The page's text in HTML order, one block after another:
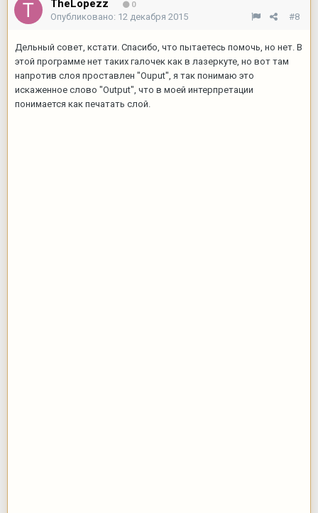
TheLopezz 0
#8
Опубликовано: 12 декабря 2015
Дельный совет, кстати. Спасибо, что пытаетесь помочь, но нет. В
этой программе нет таких галочек как в лазеркуте, но вот там
напротив слоя проставлен "Ouput", я так понимаю это
искаженное слово "Output", что в моей интерпретации
понимается как печатать слой.